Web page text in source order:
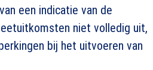
een indicatie van de
niet volledig uit,
bij het uitvoeren van